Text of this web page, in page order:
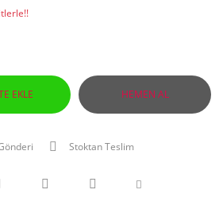
EKLE HEMEN AL
Stoktan Teslim